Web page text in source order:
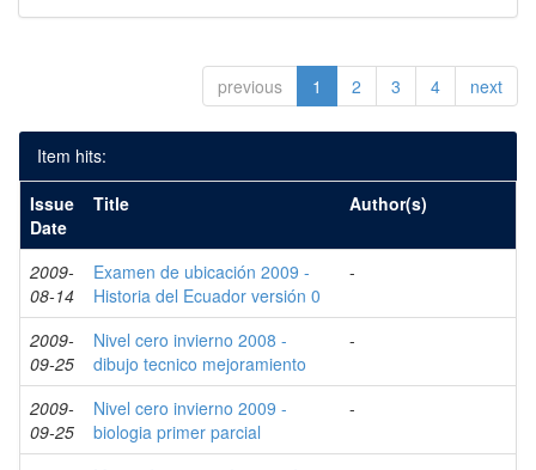
previous 1 2 3 4 next
Item hits:
Issue
Date
Title Author(s)
2009-
08-14
Examen de ubicación 2009 -
Historia del Ecuador versión 0
-
2009-
09-25
Nivel cero invierno 2008 -
dibujo tecnico mejoramiento
-
2009-
09-25
Nivel cero invierno 2009 -
biologia primer parcial
-